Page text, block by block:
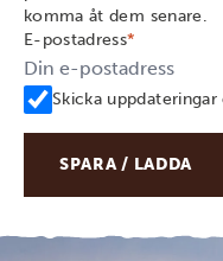
komma åt dem senare.
E-postadress*
Skicka
SPARA / LADDA